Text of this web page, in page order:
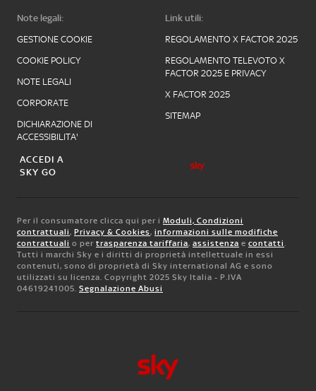
Note legali:
GESTIONE COOKIE
COOKIE POLICY
NOTE LEGALI
CORPORATE
DICHIARAZIONE DI
ACCESSIBILITA'
Link utili:
REGOLAMENTO X FACTOR 2025
REGOLAMENTO TELEVOTO X
FACTOR 2025 E PRIVACY
X FACTOR 2025
SITEMAP
ACCEDI A
SKY GO
Per il consumatore clicca qui per i Moduli, Condizioni
contrattuali, Privacy & Cookies, informazioni sulle modifiche
contrattuali o per trasparenza tariffaria, assistenza e contatti.
Tutti i marchi Sky e i diritti di proprietà intellettuale in essi
contenuti, sono di proprietà di Sky international AG e sono
utilizzati su licenza. Copyright 2025 Sky Italia - P.IVA
04619241005. Segnalazione Abusi